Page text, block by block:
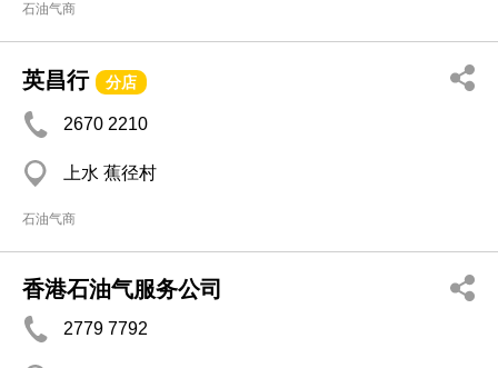
石油气商
英昌行 分店
2670 2210
上水 蕉径村
石油气商
香港石油气服务公司
2779 7792